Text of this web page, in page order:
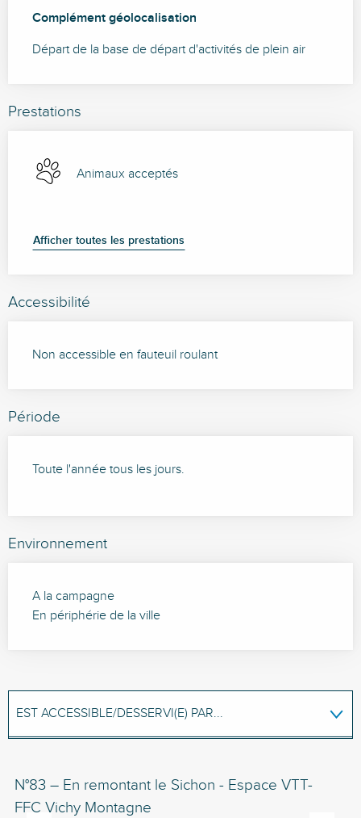
Complément géolocalisation
Complément géolocalisation
Départ de la base de départ d'activités de plein air
Prestations
Animaux acceptés
Afficher toutes les prestations
Accessibilité
Non accessible en fauteuil roulant
Période
Toute l'année tous les jours.
Environnement
A la campagne
En périphérie de la ville
EST ACCESSIBLE/DESSERVI(E) PAR...
SE TROUVE AU DÉPART DE...
N°83 – En remontant le Sichon - Espace VTT-
FFC Vichy Montagne